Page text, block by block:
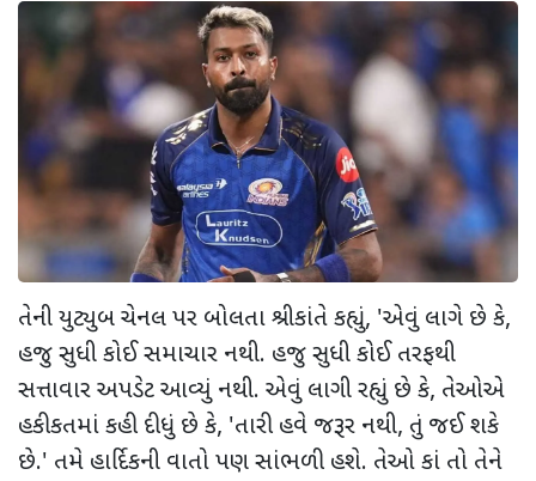
તેની યુટ્યુબ ચેનલ પર બોલતા શ્રીકાંતે કહ્યું, 'એવું લાગે છે કે,
હજુ સુધી કોઈ સમાચાર નથી. હજુ સુધી કોઈ તરફથી
સત્તાવાર અપડેટ આવ્યું નથી. એવું લાગી રહ્યું છે કે, તેઓએ
હકીકતમાં કહી દીધું છે કે, 'તારી હવે જરૂર નથી, તું જઈ શકે
છે.' તમે હાર્દિકની વાતો પણ સાંભળી હશે. તેઓ કાં તો તેને